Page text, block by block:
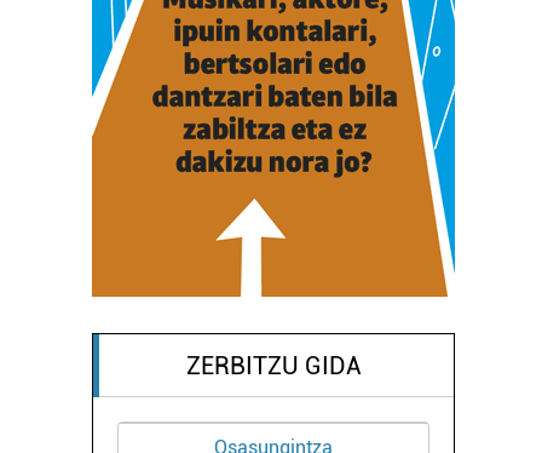
ZERBITZU GIDA
Musika eskolak